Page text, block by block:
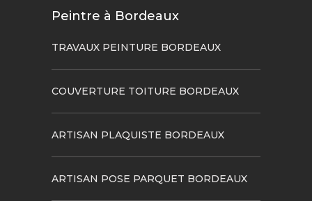
Peintre à Bordeaux
TRAVAUX PEINTURE BORDEAUX
COUVERTURE TOITURE BORDEAUX
ARTISAN PLAQUISTE BORDEAUX
ARTISAN POSE PARQUET BORDEAUX